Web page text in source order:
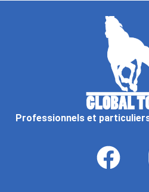
Professionnels et